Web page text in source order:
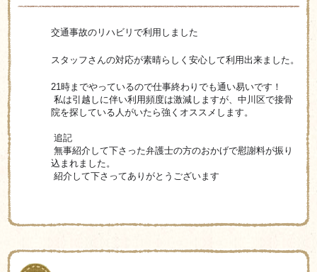
交通事故のリハビリで利用しました
スタッフさんの対応が素晴らしく安心して利用出来ました。
21時までやっているので仕事終わりでも通い易いです！
院を探している人がいたら強くオススメします。
追記
込まれました。
紹介して下さってありがとうございます